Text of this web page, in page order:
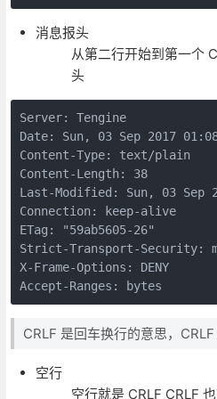
消息报头
从第二行开始到第一个
头
Server: Tengine
Date: Sun, 03 Sep 2017
Content-Type: text/plain
Content-Length: 38
Last-Modified: Sun, 03 Sep
Connection: keep-alive
ETag: "59ab5605-26"
Strict-Transport-Security:
X-Frame-Options: DENY
CRLF 是回车换行的意思，
空行
空行就是 CRLF CRLF